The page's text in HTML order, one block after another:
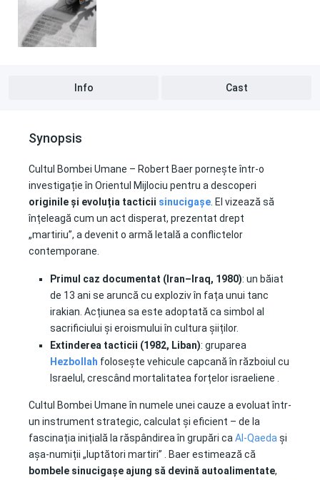
Info Cast
Synopsis
Cultul Bombei Umane – Robert Baer pornește într-o
investigație în Orientul Mijlociu pentru a descoperi
originile și evoluția tacticii sinucigașe . El vizează să
înțeleagă cum un act disperat, prezentat drept
„martiriu”, a devenit o armă letală a conflictelor
contemporane.
Primul caz documentat (Iran–Iraq, 1980): un băiat
de 13 ani se aruncă cu exploziv în fața unui tanc
irakian. Acțiunea sa este adoptată ca simbol al
sacrificiului și eroismului în cultura șiiților.
Extinderea tacticii (1982, Liban): gruparea
Hezbollah folosește vehicule capcană în războiul cu
Israelul, crescând mortalitatea forțelor israeliene
Cultul Bombei Umane în numele unei cauze a evoluat într-
un instrument strategic, calculat și eficient – de la
fascinația inițială la răspândirea în grupări ca Al‑Qaeda și
așa-numiții „luptători martiri”
Baer estimează că
bombele sinucigașe ajung să devină autoalimentate,